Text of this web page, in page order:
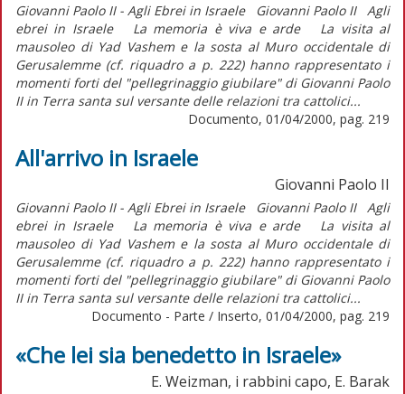
Giovanni Paolo II - Agli Ebrei in Israele Giovanni Paolo II Agli
ebrei in Israele La memoria è viva e arde La visita al
mausoleo di Yad Vashem e la sosta al Muro occidentale di
Gerusalemme (cf. riquadro a p. 222) hanno rappresentato i
momenti forti del "pellegrinaggio giubilare" di Giovanni Paolo
II in Terra santa sul versante delle relazioni tra cattolici...
Documento, 01/04/2000, pag. 219
All'arrivo in Israele
Giovanni Paolo II
Giovanni Paolo II - Agli Ebrei in Israele Giovanni Paolo II Agli
ebrei in Israele La memoria è viva e arde La visita al
mausoleo di Yad Vashem e la sosta al Muro occidentale di
Gerusalemme (cf. riquadro a p. 222) hanno rappresentato i
momenti forti del "pellegrinaggio giubilare" di Giovanni Paolo
II in Terra santa sul versante delle relazioni tra cattolici...
Documento - Parte / Inserto, 01/04/2000, pag. 219
«Che lei sia benedetto in Israele»
E. Weizman, i rabbini capo, E. Barak